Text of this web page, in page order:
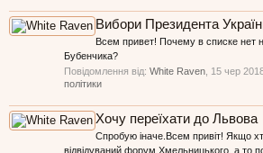
Вибори Президента
Всем привет! Почему в списке нет
Бубенчика?
Повідомлення від: White Raven 15 чер
політики
Хочу переїхати до Львова
Спробую іначе.Всем привіт! Якщо
відвідуваний форум Хмельницького, а то